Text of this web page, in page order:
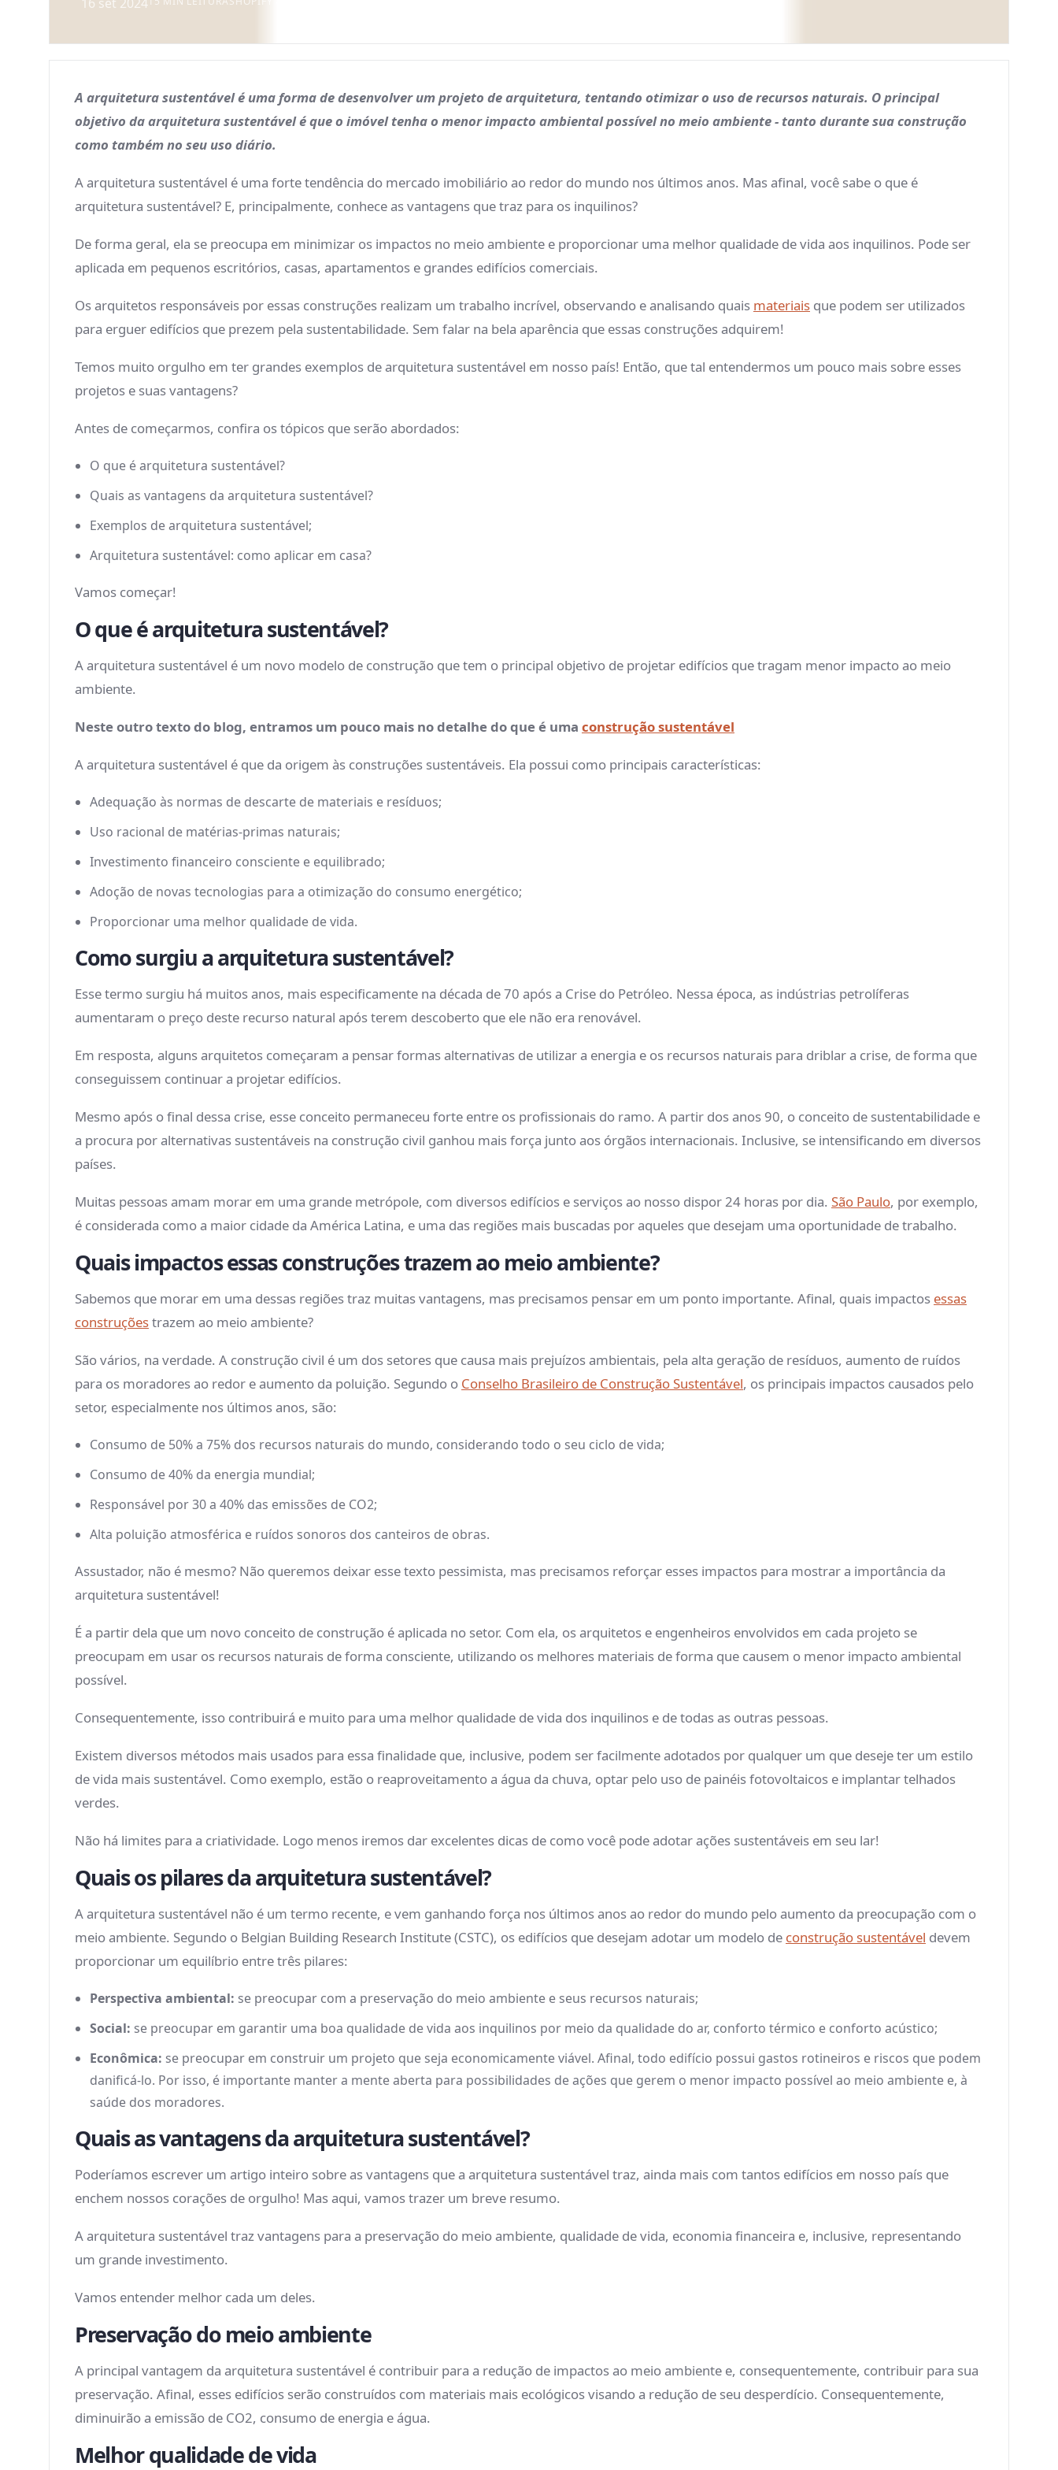
A arquitetura sustentável é uma forma de desenvolver um projeto de arquitetura, tentando otimizar o uso de recursos naturais. O principal
objetivo da arquitetura sustentável é que o imóvel tenha o menor impacto ambiental possível no meio ambiente - tanto durante sua construção
como também no seu uso diário.
A arquitetura sustentável é uma forte tendência do mercado imobiliário ao redor do mundo nos últimos anos. Mas afinal, você sabe o que é
arquitetura sustentável? E, principalmente, conhece as vantagens que traz para os inquilinos?
De forma geral, ela se preocupa em minimizar os impactos no meio ambiente e proporcionar uma melhor qualidade de vida aos inquilinos. Pode ser
aplicada em pequenos escritórios, casas, apartamentos e grandes edifícios comerciais.
Os arquitetos responsáveis por essas construções realizam um trabalho incrível, observando e analisando quais materiais que podem ser utilizados
para erguer edifícios que prezem pela sustentabilidade. Sem falar na bela aparência que essas construções adquirem!
Temos muito orgulho em ter grandes exemplos de arquitetura sustentável em nosso país! Então, que tal entendermos um pouco mais sobre esses
projetos e suas vantagens?
Antes de começarmos, confira os tópicos que serão abordados:
O que é arquitetura sustentável?
Quais as vantagens da arquitetura sustentável?
Exemplos de arquitetura sustentável;
Arquitetura sustentável: como aplicar em casa?
Vamos começar!
O que é arquitetura sustentável?
A arquitetura sustentável é um novo modelo de construção que tem o principal objetivo de projetar edifícios que tragam menor impacto ao meio
ambiente.
Neste outro texto do blog, entramos um pouco mais no detalhe do que é uma construção sustentável
A arquitetura sustentável é que da origem às construções sustentáveis. Ela possui como principais características:
Adequação às normas de descarte de materiais e resíduos;
Uso racional de matérias-primas naturais;
Investimento financeiro consciente e equilibrado;
Adoção de novas tecnologias para a otimização do consumo energético;
Proporcionar uma melhor qualidade de vida.
Como surgiu a arquitetura sustentável?
Esse termo surgiu há muitos anos, mais especificamente na década de 70 após a Crise do Petróleo. Nessa época, as indústrias petrolíferas
aumentaram o preço deste recurso natural após terem descoberto que ele não era renovável.
Em resposta, alguns arquitetos começaram a pensar formas alternativas de utilizar a energia e os recursos naturais para driblar a crise, de forma que
conseguissem continuar a projetar edifícios.
Mesmo após o final dessa crise, esse conceito permaneceu forte entre os profissionais do ramo. A partir dos anos 90, o conceito de sustentabilidade e
a procura por alternativas sustentáveis na construção civil ganhou mais força junto aos órgãos internacionais. Inclusive, se intensificando em diversos
países.
Muitas pessoas amam morar em uma grande metrópole, com diversos edifícios e serviços ao nosso dispor 24 horas por dia. São Paulo, por exemplo,
é considerada como a maior cidade da América Latina, e uma das regiões mais buscadas por aqueles que desejam uma oportunidade de trabalho.
Quais impactos essas construções trazem ao meio ambiente?
Sabemos que morar em uma dessas regiões traz muitas vantagens, mas precisamos pensar em um ponto importante. Afinal, quais impactos essas
construçõestrazem ao meio ambiente?
São vários, na verdade. A construção civil é um dos setores que causa mais prejuízos ambientais, pela alta geração de resíduos, aumento de ruídos
para os moradores ao redor e aumento da poluição. Segundo o Conselho Brasileiro de Construção Sustentável, os principais impactos causados pelo
setor, especialmente nos últimos anos, são:
Consumo de 50% a 75% dos recursos naturais do mundo, considerando todo o seu ciclo de vida;
Consumo de 40% da energia mundial;
Responsável por 30 a 40% das emissões de CO2;
Alta poluição atmosférica e ruídos sonoros dos canteiros de obras.
Assustador, não é mesmo? Não queremos deixar esse texto pessimista, mas precisamos reforçar esses impactos para mostrar a importância da
arquitetura sustentável!
É a partir dela que um novo conceito de construção é aplicada no setor. Com ela, os arquitetos e engenheiros envolvidos em cada projeto se
preocupam em usar os recursos naturais de forma consciente, utilizando os melhores materiais de forma que causem o menor impacto ambiental
possível.
Consequentemente, isso contribuirá e muito para uma melhor qualidade de vida dos inquilinos e de todas as outras pessoas.
Existem diversos métodos mais usados para essa finalidade que, inclusive, podem ser facilmente adotados por qualquer um que deseje ter um estilo
de vida mais sustentável. Como exemplo, estão o reaproveitamento a água da chuva, optar pelo uso de painéis fotovoltaicos e implantar telhados
verdes.
Não há limites para a criatividade. Logo menos iremos dar excelentes dicas de como você pode adotar ações sustentáveis em seu lar!
Quais os pilares da arquitetura sustentável?
A arquitetura sustentável não é um termo recente, e vem ganhando força nos últimos anos ao redor do mundo pelo aumento da preocupação com o
meio ambiente. Segundo o Belgian Building Research Institute (CSTC), os edifícios que desejam adotar um modelo de construção sustentável devem
proporcionar um equilíbrio entre três pilares:
Perspectiva ambiental: se preocupar com a preservação do meio ambiente e seus recursos naturais;
Social: se preocupar em garantir uma boa qualidade de vida aos inquilinos por meio da qualidade do ar, conforto térmico e conforto acústico;
Econômica: se preocupar em construir um projeto que seja economicamente viável. Afinal, todo edifício possui gastos rotineiros e riscos que podem
danificá-lo. Por isso, é importante manter a mente aberta para possibilidades de ações que gerem o menor impacto possível ao meio ambiente e, à
saúde dos moradores.
Quais as vantagens da arquitetura sustentável?
Poderíamos escrever um artigo inteiro sobre as vantagens que a arquitetura sustentável traz, ainda mais com tantos edifícios em nosso país que
enchem nossos corações de orgulho! Mas aqui, vamos trazer um breve resumo.
A arquitetura sustentável traz vantagens para a preservação do meio ambiente, qualidade de vida, economia financeira e, inclusive, representando
um grande investimento.
Vamos entender melhor cada um deles.
Preservação do meio ambiente
A principal vantagem da arquitetura sustentável é contribuir para a redução de impactos ao meio ambiente e, consequentemente, contribuir para sua
preservação. Afinal, esses edifícios serão construídos com materiais mais ecológicos visando a redução de seu desperdício. Consequentemente,
diminuirão a emissão de CO2, consumo de energia e água.
Melhor qualidade de vida